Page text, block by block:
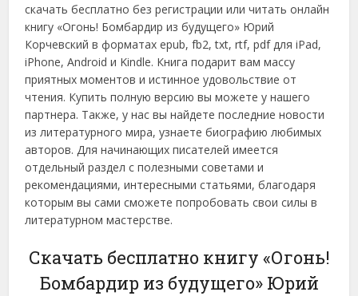
скачать бесплатно без регистрации или читать онлайн
книгу «Огонь! Бомбардир из будущего» Юрий
Корчевский в форматах epub, fb2, txt, rtf, pdf для iPad,
iPhone, Android и Kindle. Книга подарит вам массу
приятных моментов и истинное удовольствие от
чтения. Купить полную версию вы можете у нашего
партнера. Также, у нас вы найдете последние новости
из литературного мира, узнаете биографию любимых
авторов. Для начинающих писателей имеется
отдельный раздел с полезными советами и
рекомендациями, интересными статьями, благодаря
которым вы сами сможете попробовать свои силы в
литературном мастерстве.
Скачать бесплатно книгу «Огонь!
Бомбардир из будущего» Юрий